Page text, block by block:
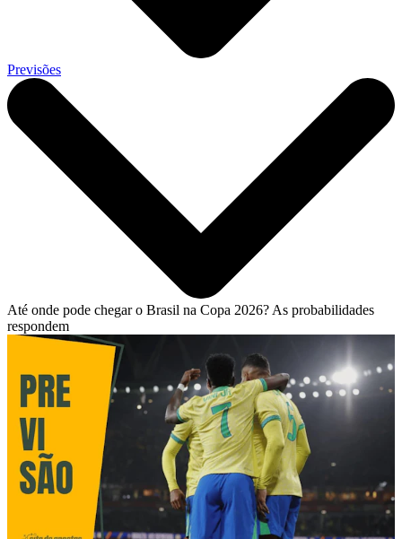
Previsões
Até onde pode chegar o Brasil na Copa 2026? As probabilidades
respondem